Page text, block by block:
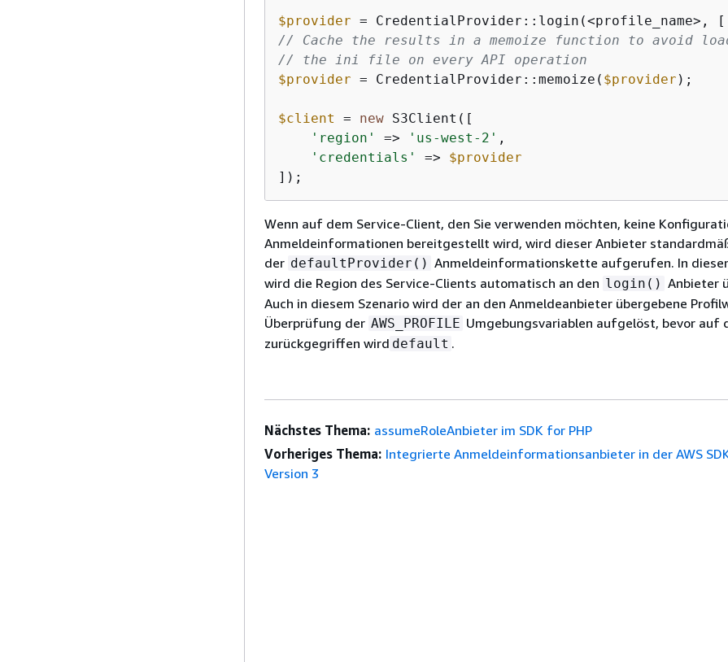
$provider = CredentialProvider::login(<profile_name>, [
// Cache the results in a memoize function to avoid
// the ini file on every API operation
$provider = CredentialProvider::memoize( $provider );
$client = new S3Client([
'region'
=> 'us-west-2' ,
'credentials'
=> $provider
]);
Wenn auf dem Service-Client, den Sie verwenden möchten, keine
Anmeldeinformationen bereitgestellt wird, wird dieser Anbieter
der defaultProvider() Anmeldeinformationskette aufgerufen. In
wird die Region des Service-Clients automatisch an den login() Anbieter
Auch in diesem Szenario wird der an den Anmeldeanbieter übergebene
Überprüfung der AWS_PROFILE Umgebungsvariablen aufgelöst, bevor auf
zurückgegriffen wird default .
Nächstes Thema: assumeRoleAnbieter im SDK for PHP
Vorheriges Thema: Integrierte Anmeldeinformationsanbieter in der AWS
Version 3